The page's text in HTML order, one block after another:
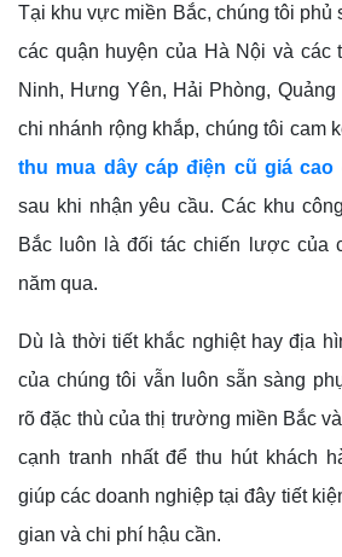
Tại khu vực miền Bắc, chúng tôi phủ
các quận huyện của Hà Nội và các
Ninh, Hưng Yên, Hải Phòng,
chi nhánh rộng khắp, chúng tôi cam
thu mua dây cáp điện cũ giá cao
sau khi nhận yêu cầu. Các khu
Bắc luôn là đối tác chiến lược của
năm qua.
Dù là thời tiết khắc nghiệt hay địa
của chúng tôi vẫn luôn sẵn sàng
rõ đặc thù của thị trường miền Bắc
cạnh tranh nhất để thu hút khách
giúp các doanh nghiệp tại đây tiết
gian và chi phí hậu cần.